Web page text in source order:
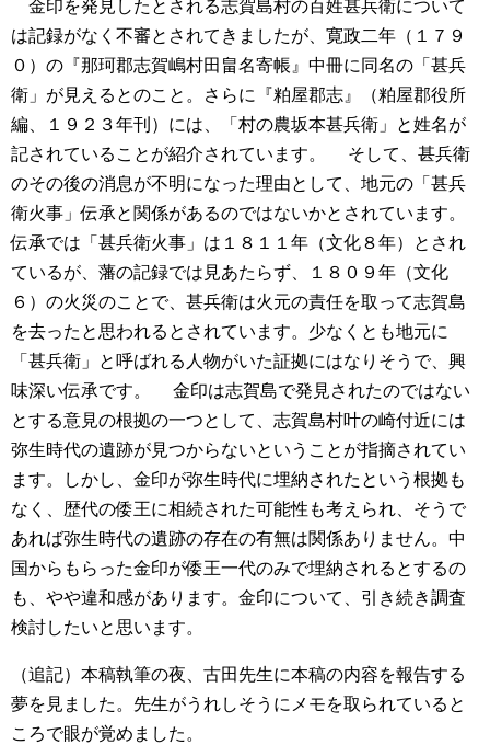
金印を発見したとされる志賀島村の百姓甚兵衛について
は記録がなく不審とされてきましたが、寛政二年（１７９
０）の『那珂郡志賀嶋村田畠名寄帳』中冊に同名の「甚兵
衛」が見えるとのこと。さらに『粕屋郡志』（粕屋郡役所
編、１９２３年刊）には、「村の農坂本甚兵衛」と姓名が
記されていることが紹介されています。
そして、甚兵衛
のその後の消息が不明になった理由として、地元の「甚兵
衛火事」伝承と関係があるのではないかとされています。
伝承では「甚兵衛火事」は１８１１年（文化８年）とされ
ているが、藩の記録では見あたらず、１８０９年（文化
６）の火災のことで、甚兵衛は火元の責任を取って志賀島
を去ったと思われるとされています。少なくとも地元に
「甚兵衛」と呼ばれる人物がいた証拠にはなりそうで、興
味深い伝承です。
金印は志賀島で発見されたのではない
とする意見の根拠の一つとして、志賀島村叶の崎付近には
弥生時代の遺跡が見つからないということが指摘されてい
ます。しかし、金印が弥生時代に埋納されたという根拠も
なく、歴代の倭王に相続された可能性も考えられ、そうで
あれば弥生時代の遺跡の存在の有無は関係ありません。中
国からもらった金印が倭王一代のみで埋納されるとするの
も、やや違和感があります。金印について、引き続き調査
検討したいと思います。
（追記）本稿執筆の夜、古田先生に本稿の内容を報告する
夢を見ました。先生がうれしそうにメモを取られていると
ころで眼が覚めました。